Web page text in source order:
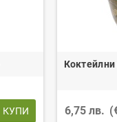
КУПИ 6,75 лв.